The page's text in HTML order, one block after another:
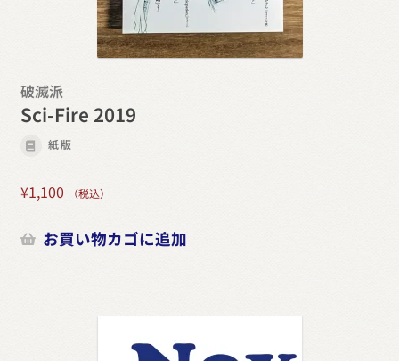
破滅派
Sci-Fire 2019
紙版
¥1,100 （税込）
お買い物カゴに追加